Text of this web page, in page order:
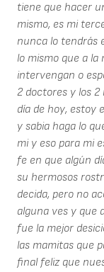
tiene que hacer
mismo, es mi
nunca lo tendrás
lo mismo que a
intervengan o
2 doctores y los 2
día de hoy, estoy
y sabia haga lo
mi y eso para mi
fe en que algún
su hermosos
decida, pero no
alguna ves y que
fue la mejor
las mamitas que
final feliz que